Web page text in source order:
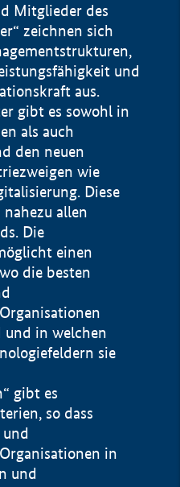
Mitglieder des
zeichnen sich
und
aus.
gibt es sowohl in
als auch
den neuen
wie
Diese
allen
Die
einen
die besten
und in welchen
sie
gibt es
so dass
in
und